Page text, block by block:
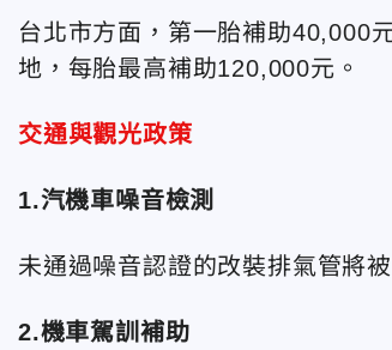
台北市方面，第一胎補助40,000
地，每胎最高補助120,000元。
交通與觀光政策
1.汽機車噪音檢測
未通過噪音認證的改裝排氣管將
2.機車駕訓補助